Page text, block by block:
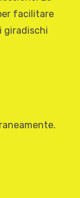
facilitare
giradischi